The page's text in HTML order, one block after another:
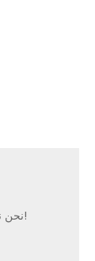
نحن نقدم لك التسوق الآمن!